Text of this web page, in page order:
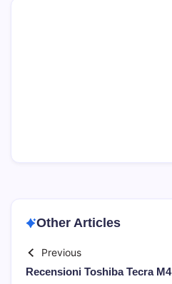
Other Articles
Previous
Recensioni Toshiba Tecra M4